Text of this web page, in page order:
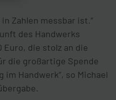
Zahlen messbar ist.“
des Handwerks
die stolz an die
die großartige Spende
Handwerk“, so Michael